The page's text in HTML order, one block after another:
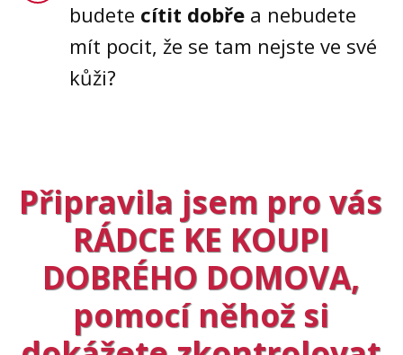
budete cítit dobře a nebudete
mít pocit, že se tam nejste ve své
kůži?
Připravila jsem pro vás
RÁDCE KE KOUPI
DOBRÉHO DOMOVA,
pomocí něhož si